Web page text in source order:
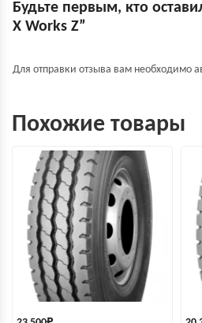
Будьте первым, кто
X Works Z”
Для отправки отзыва вам необходимо
Похожие товары